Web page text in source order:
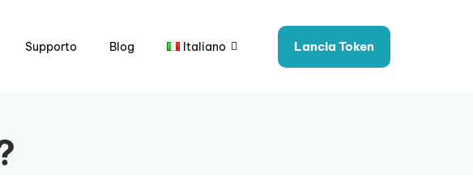
Supporto Blog Italiano Lancia Token